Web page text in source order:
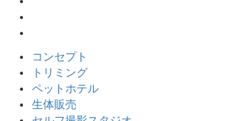
コンセプト
トリミング
ペットホテル
生体販売